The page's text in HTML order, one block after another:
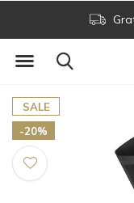
SALE
-20%